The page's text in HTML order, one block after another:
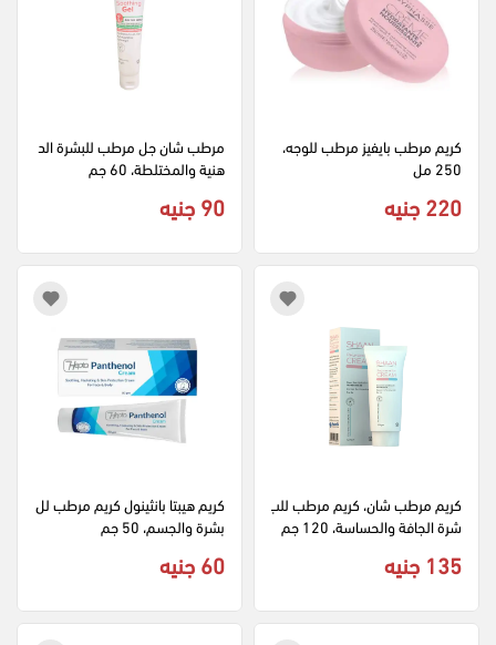
250 مل
220 جنيه
مرطب شان جل مرطب للبشرة الد
هنية والمختلطة، 60 جم
90 جنيه
كريم مرطب شان، كريم مرطب للب
شرة الجافة والحساسة، 120 جم
135 جنيه
كريم هيبتا بانثينول كريم مرطب لل
بشرة والجسم، 50 جم
60 جنيه